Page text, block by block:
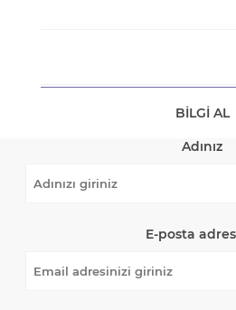
BILGI AL
Adınız
E-posta